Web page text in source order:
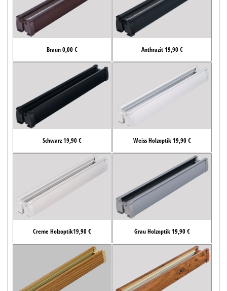
Braun 0,00 € Anthrazit 19,90 €
Schwarz 19,90 € Weiss Holzoptik 19,90 €
Creme Holzoptik19,90 € Grau Holzoptik 19,90 €